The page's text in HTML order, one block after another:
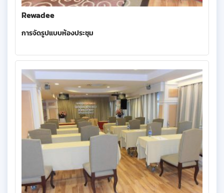
Rewadee
การจัดรูปแบบห้องประชุม